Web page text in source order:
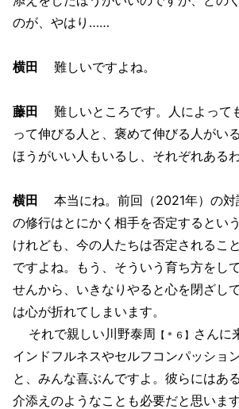
のが、やはり……
横田 難しいですよね。
藤田 難しいところです。人によって
って伸びる人と、褒めて伸びる人がい
ほうがいい人もいるし、それぞれある
横田 本当にね。前回（2021年）の対
の修行はとにかく相手を否定するとい
けれども、今の人たちは否定されるこ
ですよね。もう、そういう育ち方をし
せんから、いきなりやると心を閉ざし
は心が折れてしまいます。
それで親しい川野泰周 【＊６】
さんに
インドフルネスやセルフコンパッショ
と、みんな喜ぶんですよ。彼らにはあ
介添えのようなことも必要だと思います